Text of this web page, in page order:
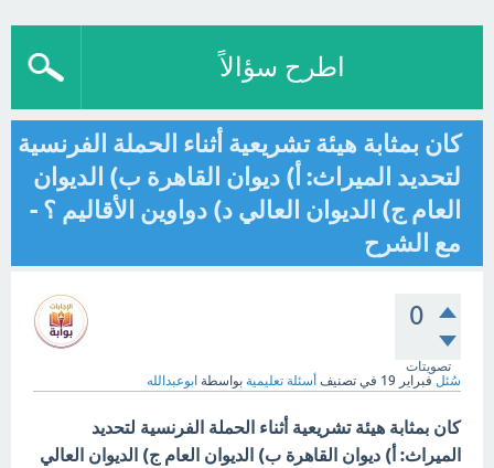
اطرح سؤالاً
كان بمثابة هيئة تشريعية أثناء الحملة الفرنسية
لتحديد الميراث: أ) ديوان القاهرة ب) الديوان
العام ج) الديوان العالي د) دواوين الأقاليم ؟ -
مع الشرح
0
تصويتات
سُئل فبراير 19 في تصنيف أسئلة تعليمية بواسطة ابوعبدالله
كان بمثابة هيئة تشريعية أثناء الحملة الفرنسية لتحديد
الميراث: أ) ديوان القاهرة ب) الديوان العام ج) الديوان العالي